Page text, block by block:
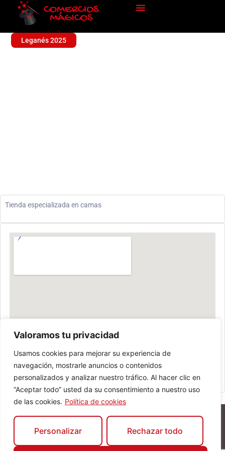
Valoramos tu privacidad
Usamos cookies para mejorar su experiencia de
navegación, mostrarle anuncios o contenidos
personalizados y analizar nuestro tráfico. Al hacer clic en
“Aceptar todo” usted da su consentimiento a nuestro uso
de las cookies. Política de cookies
Personalizar Rechazar todo
Leganés 2025
Tienda especializada en camas